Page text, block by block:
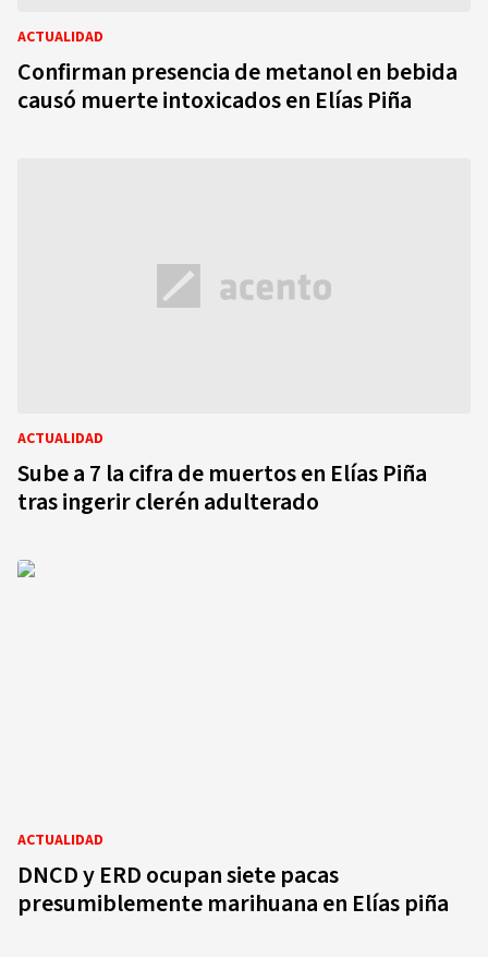
ACTUALIDAD
Confirman presencia de metanol en bebida
causó muerte intoxicados en Elías Piña
ACTUALIDAD
Sube a 7 la cifra de muertos en Elías Piña
tras ingerir clerén adulterado
ACTUALIDAD
DNCD y ERD ocupan siete pacas
presumiblemente marihuana en Elías piña